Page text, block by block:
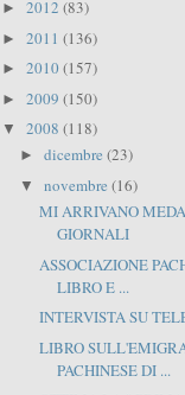
► 2012 (83)
► 2011 (136)
► 2010 (157)
► 2009 (150)
▼ 2008 (118)
►dicembre(23)
▼novembre(16)
MI ARRIVANO
GIORNALI
ASSOCIAZIONE
LIBRO E ...
INTERVISTA SU
LIBRO
PACHINESE DI ...